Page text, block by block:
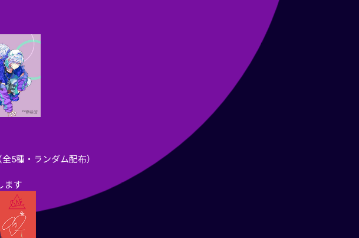
5種・ランダム配布）
ます